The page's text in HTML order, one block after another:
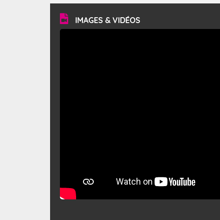
vitesse moyenne de 50 km/h et atteindre 80 à 100 km/h
en rafales, parfois davantage. Il parcourt la basse vallée
du Rhône et la Provence et envahit le littoral
méditerranéen à partir de la Camargue.
IMAGES & VIDÉOS